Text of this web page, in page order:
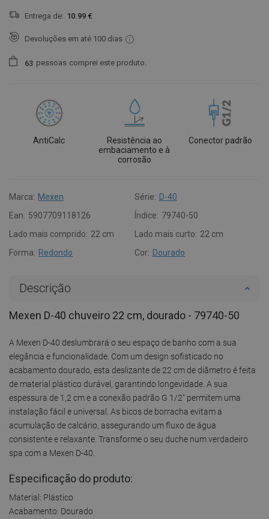
Entrega de: 10.99 €
Devoluções em até 100 dias
63 pessoas comprei este produto.
AntiCalc
Resistência ao
embaciamento e à
corrosão
Conector padrão
Marca: Mexen Série: D-40
Ean: 5907709118126 Índice: 79740-50
Lado mais comprido: 22 cm Lado mais curto: 22 cm
Forma: Redondo Cor: Dourado
Descrição
Mexen D-40 chuveiro 22 cm, dourado - 79740-50
A Mexen D-40 deslumbrará o seu espaço de banho com a sua
elegância e funcionalidade. Com um design sofisticado no
acabamento dourado, esta deslizante de 22 cm de diâmetro é feita
de material plástico durável, garantindo longevidade. A sua
espessura de 1,2 cm e a conexão padrão G 1/2" permitem uma
instalação fácil e universal. As bicos de borracha evitam a
acumulação de calcário, assegurando um fluxo de água
consistente e relaxante. Transforme o seu duche num verdadeiro
spa com a Mexen D-40.
Especificação do produto:
Material: Plástico
Acabamento: Dourado